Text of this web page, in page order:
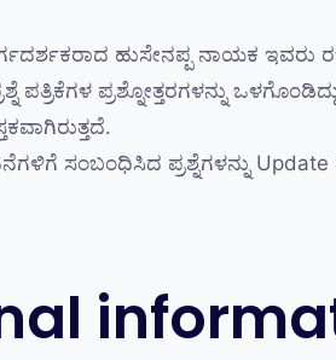
ಹುಸೇನಪ್ಪ ನಾಯಕ ಇವರು
ಪತ್ರಿಕೆಗಳ ಪ್ರಶ್ನೋತ್ತರಗಳನ್ನು
ಸಂಬಂಧಿಸಿದ ಪ್ರಶ್ನೆಗಳನ್ನು Update